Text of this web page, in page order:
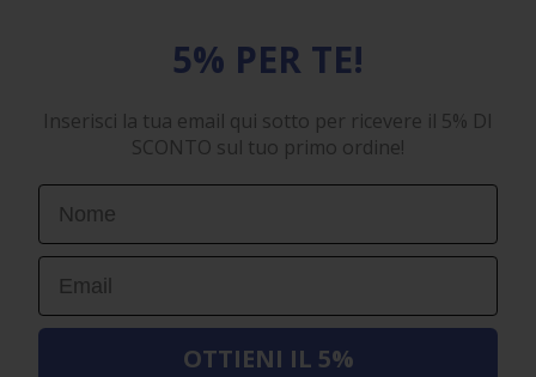
5% PER TE!
Inserisci la tua email qui sotto per ricevere il 5% DI
SCONTO sul tuo primo ordine!
First Name
Email
OTTIENI IL 5%